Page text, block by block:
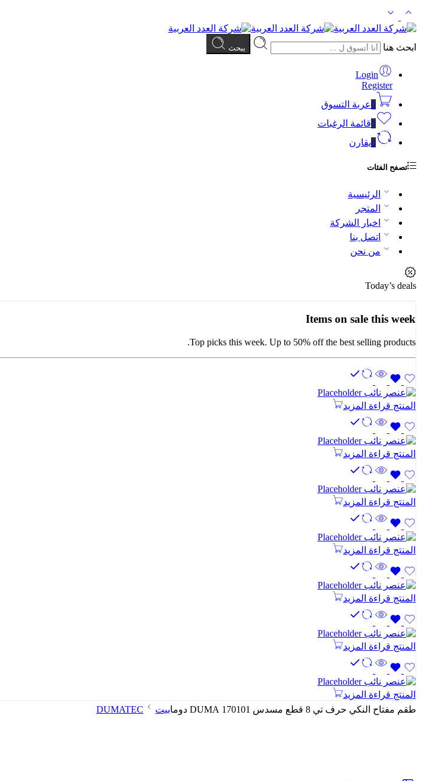
ابحث هنا يبحث
Login
Register
0عربة التسوق
0قائمة الرغبات
0يقارن
تصفح الفئات
الرئيسية
المتجر
اخبار الشركة
اتصل بنا
من نحن
Today’s deals
Items on sale this week
Top picks this week. Up to 50% off the best selling products.
المنتج قراءة المزيد
المنتج قراءة المزيد
المنتج قراءة المزيد
المنتج قراءة المزيد
المنتج قراءة المزيد
المنتج قراءة المزيد
المنتج قراءة المزيد
طقم مفتاح النكي حرف تي 8 قطع مسدس DUMA 170101 دوما
بيت DUMATEC